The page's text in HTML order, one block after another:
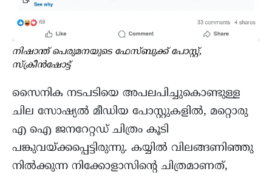
നിഷാന്ത് പെരുമനയുടെ ഫേസ്ബുക്ക് പോസ്റ്റ്,
സ്ക്രീൻഷോട്ട്
സൈനിക നടപടിയെ അപലപിച്ചുകൊണ്ടുള്ള
ചില സോഷ്യൽ മീഡിയ പോസ്റ്റുകളിൽ, മറ്റൊരു
എ ഐ ജനറേറ്റഡ് ചിത്രം കൂടി
പങ്കുവയ്ക്കപ്പെട്ടിരുന്നു. കയ്യിൽ വിലങ്ങണിഞ്ഞു
നിൽക്കുന്ന നിക്കോളാസിൻ്റെ ചിത്രമാണത്,